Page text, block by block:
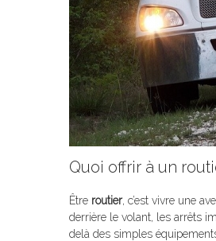
Quoi offrir à un
Être routier, c’est vivre une
derrière le volant, les arrêts
delà des simples